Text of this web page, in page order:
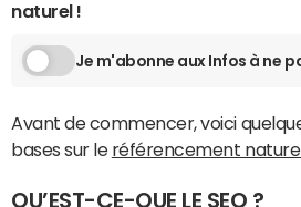
naturel !
Je m'abonne aux Infos à ne
Avant de commencer, voici
bases sur le référencement naturel
QU’EST-CE-QUE LE SEO ?